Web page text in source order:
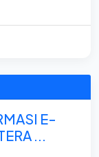
E-
...